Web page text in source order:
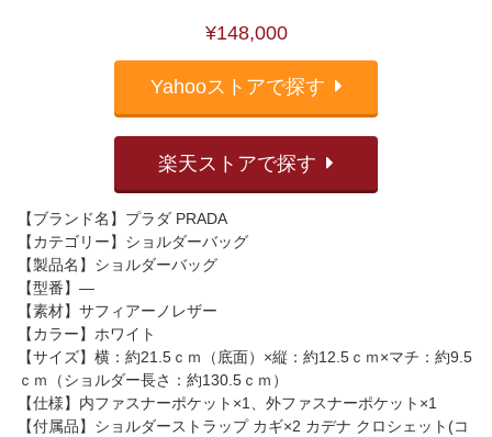
¥148,000
Yahooストアで探す
楽天ストアで探す
【ブランド名】プラダ PRADA
【カテゴリー】ショルダーバッグ
【製品名】ショルダーバッグ
【型番】―
【素材】サフィアーノレザー
【カラー】ホワイト
【サイズ】横：約21.5ｃｍ（底面）×縦：約12.5ｃｍ×マチ：約9.5
ｃｍ（ショルダー長さ：約130.5ｃｍ）
【仕様】内ファスナーポケット×1、外ファスナーポケット×1
【付属品】ショルダーストラップ カギ×2 カデナ クロシェット(コ